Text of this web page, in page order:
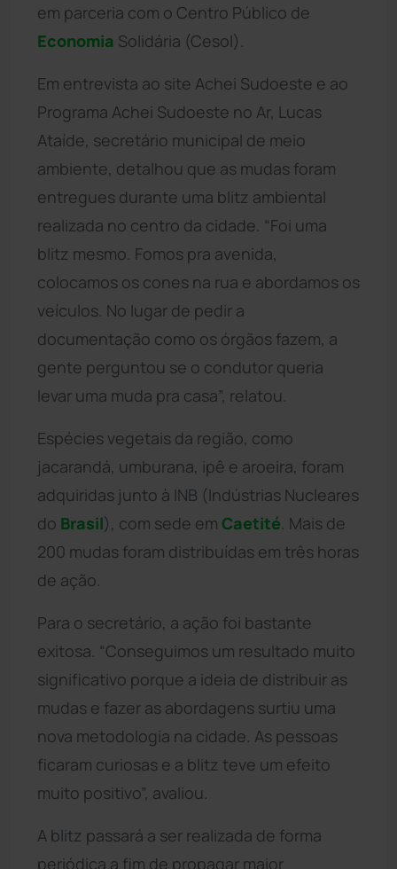
em parceria com o Centro Público de
Economia Solidária (Cesol).
Em entrevista ao site Achei Sudoeste e ao
Programa Achei Sudoeste no Ar, Lucas
Ataíde, secretário municipal de meio
ambiente, detalhou que as mudas foram
entregues durante uma blitz ambiental
realizada no centro da cidade. “Foi uma
blitz mesmo. Fomos pra avenida,
colocamos os cones na rua e abordamos os
veículos. No lugar de pedir a
documentação como os órgãos fazem, a
gente perguntou se o condutor queria
levar uma muda pra casa”, relatou.
Espécies vegetais da região, como
jacarandá, umburana, ipê e aroeira, foram
adquiridas junto à INB (Indústrias Nucleares
do Brasil), com sede em Caetité . Mais de
200 mudas foram distribuídas em três horas
de ação.
Para o secretário, a ação foi bastante
exitosa. “Conseguimos um resultado muito
significativo porque a ideia de distribuir as
mudas e fazer as abordagens surtiu uma
nova metodologia na cidade. As pessoas
ficaram curiosas e a blitz teve um efeito
muito positivo”, avaliou.
A blitz passará a ser realizada de forma
periódica a fim de propagar maior